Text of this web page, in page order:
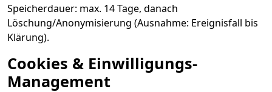
Speicherdauer: max. 14 Tage, danach
Löschung/Anonymisierung (Ausnahme: Ereignisfall bis
Klärung).
Cookies & Einwilligungs-
Management